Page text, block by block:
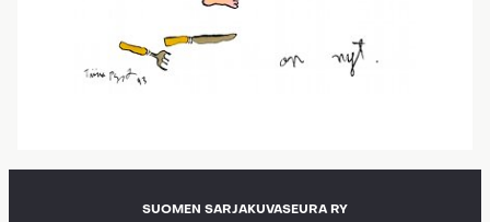
SUOMEN SARJAKUVASEURA RY